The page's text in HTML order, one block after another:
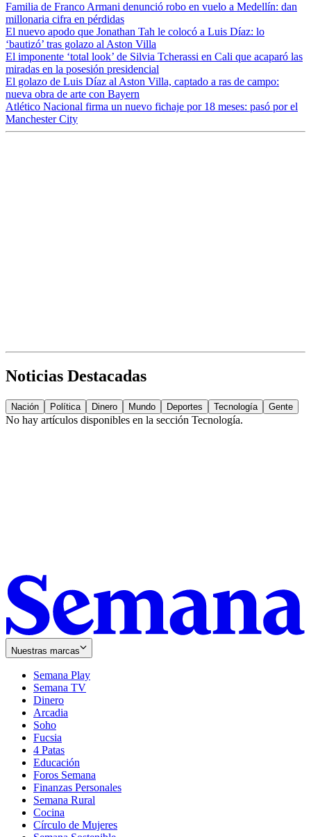
Familia de Franco Armani denunció robo en vuelo a Medellín: dan
millonaria cifra en pérdidas
El nuevo apodo que Jonathan Tah le colocó a Luis Díaz: lo
‘bautizó’ tras golazo al Aston Villa
El imponente ‘total look’ de Silvia Tcherassi en Cali que acaparó las
miradas en la posesión presidencial
El golazo de Luis Díaz al Aston Villa, captado a ras de campo:
nueva obra de arte con Bayern
Atlético Nacional firma un nuevo fichaje por 18 meses: pasó por el
Manchester City
Noticias Destacadas
Nación Política Dinero Mundo Deportes Tecnología Gente
No hay artículos disponibles en la sección Tecnología.
Nuestras marcas
Semana Play
Semana TV
Dinero
Arcadia
Soho
in
new
window
Fucsia
in
new
window
4 Patas
Educación
Foros Semana
Finanzas Personales
Semana Rural
Cocina
Círculo de Mujeres